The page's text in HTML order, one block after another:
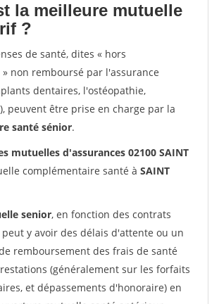
la meilleure mutuelle
?
de santé, dites « hors
non remboursé par l'assurance
dentaires, l'ostéopathie,
peuvent être prise en charge par la
santé sénior.
mutuelles d'assurances 02100 SAINT
complémentaire santé à SAINT
senior, en fonction des contrats
peut y avoir des délais d'attente ou un
remboursement des frais de santé
(généralement sur les forfaits
et dépassements d'honoraire) en